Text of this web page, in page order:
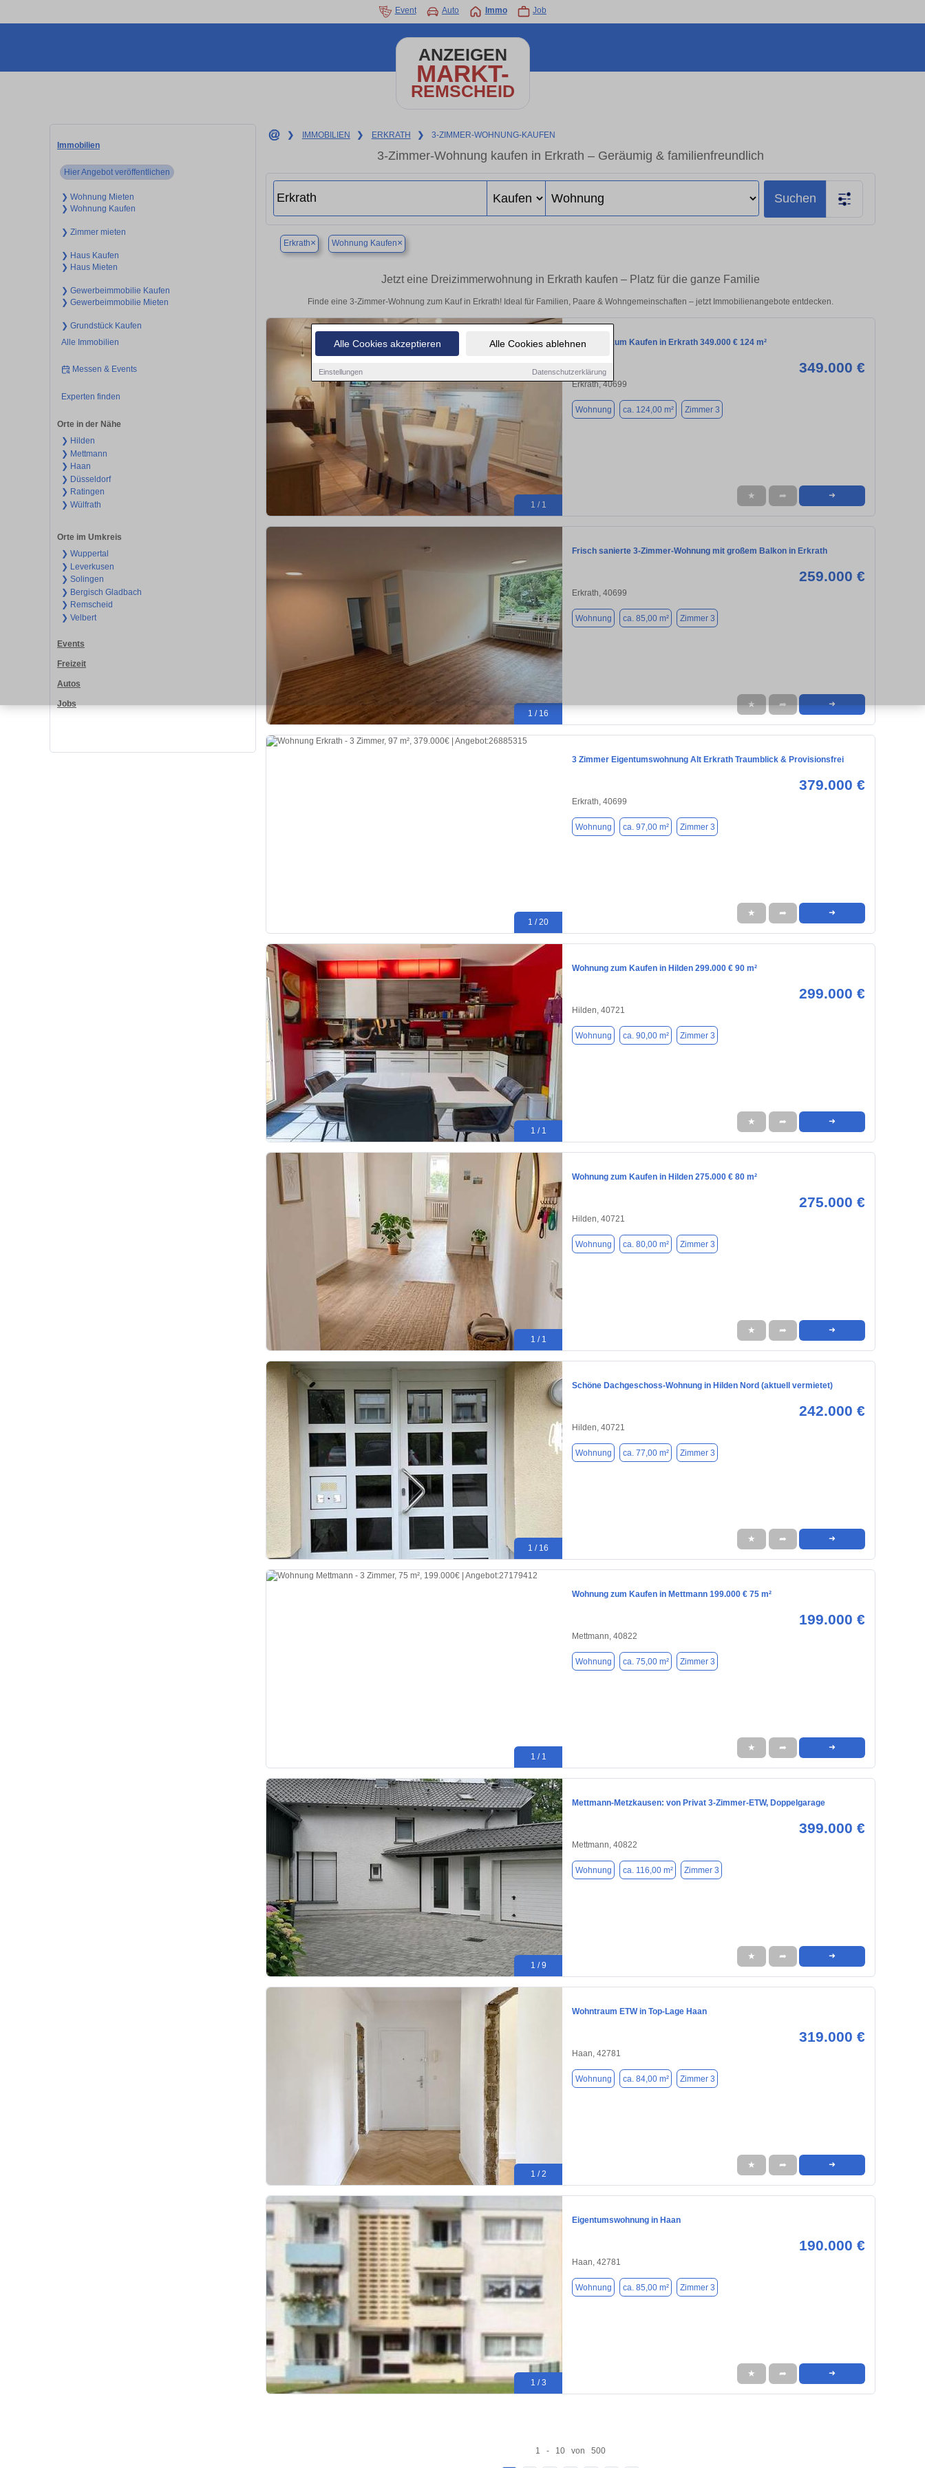
Alle Cookies akzeptieren Alle Cookies ablehnen
Einstellungen Datenschutzerklärung
Event Auto Immo Job
ANZEIGEN
MARKT-
REMSCHEID
Immobilien
Hier Angebot veröffentlichen
❯ Wohnung Mieten
❯ Wohnung Kaufen
❯ Zimmer mieten
❯ Haus Kaufen
❯ Haus Mieten
❯ Gewerbeimmobilie Kaufen
❯ Gewerbeimmobilie Mieten
❯ Grundstück Kaufen
Alle Immobilien
Messen & Events
Experten finden
Orte in der Nähe
❯ Hilden
❯ Mettmann
❯ Haan
❯ Düsseldorf
❯ Ratingen
❯ Wülfrath
Orte im Umkreis
❯ Wuppertal
❯ Leverkusen
❯ Solingen
❯ Bergisch Gladbach
❯ Remscheid
❯ Velbert
Events
Freizeit
Autos
Jobs
❯ IMMOBILIEN ❯ ERKRATH ❯ 3-ZIMMER-WOHNUNG-KAUFEN
3-Zimmer-Wohnung kaufen in Erkrath – Geräumig & familienfreundlich
Suchen
Erkrath× Wohnung Kaufen×
Jetzt eine Dreizimmerwohnung in Erkrath kaufen – Platz für die ganze Familie
Finde eine 3-Zimmer-Wohnung zum Kauf in Erkrath! Ideal für Familien, Paare & Wohngemeinschaften – jetzt Immobilienangebote entdecken.
1 / 1
Wohnung zum Kaufen in Erkrath 349.000 € 124 m²
349.000 €
Erkrath, 40699
Wohnung ca. 124,00 m² Zimmer 3
★ ➦ ➜
1 / 16
Frisch sanierte 3-Zimmer-Wohnung mit großem Balkon in Erkrath
259.000 €
Erkrath, 40699
Wohnung ca. 85,00 m² Zimmer 3
★ ➦ ➜
1 / 20
3 Zimmer Eigentumswohnung Alt Erkrath Traumblick & Provisionsfrei
379.000 €
Erkrath, 40699
Wohnung ca. 97,00 m² Zimmer 3
★ ➦ ➜
1 / 1
Wohnung zum Kaufen in Hilden 299.000 € 90 m²
299.000 €
Hilden, 40721
Wohnung ca. 90,00 m² Zimmer 3
★ ➦ ➜
1 / 1
Wohnung zum Kaufen in Hilden 275.000 € 80 m²
275.000 €
Hilden, 40721
Wohnung ca. 80,00 m² Zimmer 3
★ ➦ ➜
1 / 16
Schöne Dachgeschoss-Wohnung in Hilden Nord (aktuell vermietet)
242.000 €
Hilden, 40721
Wohnung ca. 77,00 m² Zimmer 3
★ ➦ ➜
1 / 1
Wohnung zum Kaufen in Mettmann 199.000 € 75 m²
199.000 €
Mettmann, 40822
Wohnung ca. 75,00 m² Zimmer 3
★ ➦ ➜
1 / 9
Mettmann-Metzkausen: von Privat 3-Zimmer-ETW, Doppelgarage
399.000 €
Mettmann, 40822
Wohnung ca. 116,00 m² Zimmer 3
★ ➦ ➜
1 / 2
Wohntraum ETW in Top-Lage Haan
319.000 €
Haan, 42781
Wohnung ca. 84,00 m² Zimmer 3
★ ➦ ➜
1 / 3
Eigentumswohnung in Haan
190.000 €
Haan, 42781
Wohnung ca. 85,00 m² Zimmer 3
★ ➦ ➜
1 - 10 von 500